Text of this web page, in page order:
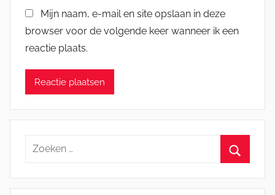
Mijn naam, e-mail en site opslaan in deze
browser voor de volgende keer wanneer ik een
reactie plaats.
Zoeken